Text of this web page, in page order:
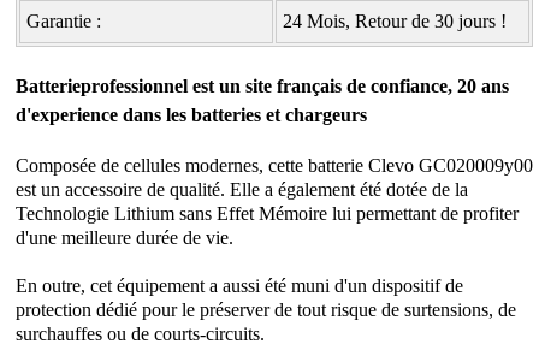
Garantie : 24 Mois, Retour de 30 jours !
Batterieprofessionnel est un site français de confiance, 20 ans
d'experience dans les batteries et chargeurs
Composée de cellules modernes, cettebatterie Clevo GC020009y00
est un accessoire de qualité. Elle a également été dotée de la
Technologie Lithium sans Effet Mémoire lui permettant de profiter
d'une meilleure durée de vie.
En outre, cet équipement a aussi été muni d'un dispositif de
protection dédié pour le préserver de tout risque de surtensions, de
surchauffes ou de courts-circuits.